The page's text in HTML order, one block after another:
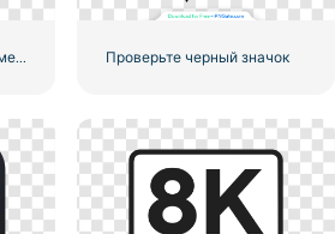
Дуло танка смотрит в камеру Проверьте черный значок